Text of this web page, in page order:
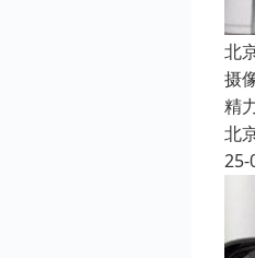
北
摄
精
北
25-